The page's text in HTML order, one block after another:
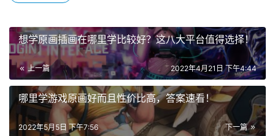
想学原画插画在哪里学比较好？这八大平台值得选择！
上一篇 2022年4月21日 下午4:44
哪里学游戏原画好而且性价比高，答案速看！
下一篇
2022年5月5日 下午7:56